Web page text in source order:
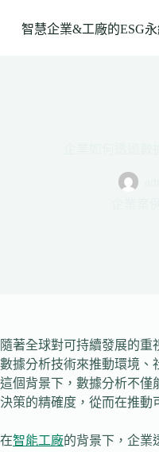
至
智慧企業&工廠的ESG
隨著全球對可持續發展的重
數據分析技術來推動環境、
這個背景下，數據分析不僅
決策的精確度，從而在推動
在智能工廠的背景下，企業